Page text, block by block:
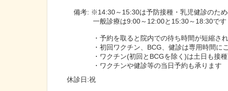
備考: ※14:30～15:30は予防接種・乳児健診のた
一般診療は9:00～12:00と15:30～18:30です
・予約を取ると院内での待ち時間が短縮さ
・初回ワクチン、BCG、健診は専用時間に
・ワクチン(初回とBCGを除く)は土日も接
・ワクチンや健診等の当日予約も承ります
休診日:祝